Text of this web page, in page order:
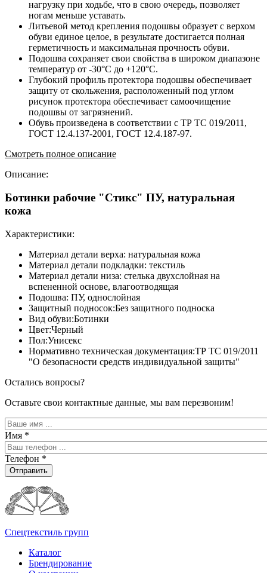
нагрузку при ходьбе, что в свою очередь, позволяет
ногам меньше уставать.
Литьевой метод крепления подошвы образует с верхом
обуви единое целое, в результате достигается полная
герметичность и максимальная прочность обуви.
Подошва сохраняет свои свойства в широком диапазоне
температур от -30°С до +120°С.
Глубокий профиль протектора подошвы обеспечивает
защиту от скольжения, расположенный под углом
рисунок протектора обеспечивает самоочищение
подошвы от загрязнений.
Обувь произведена в соответствии с ТР ТС 019/2011,
ГОСТ 12.4.137-2001, ГОСТ 12.4.187-97.
Смотреть полное описание
Описание:
Ботинки рабочие "Стикс" ПУ, натуральная
кожа
Характеристики:
Материал детали верха: натуральная кожа
Материал детали подкладки: текстиль
Материал детали низа: стелька двухслойная на
вспененной основе, влагоотводящая
Подошва: ПУ, однослойная
Защитный подносок:Без защитного подноска
Вид обуви:Ботинки
Цвет:Черный
Пол:Унисекс
Нормативно техническая документация:ТР ТС 019/2011
"О безопасности средств индивидуальной защиты"
Остались вопросы?
Оставьте свои контактные данные, мы вам перезвоним!
Имя *
Телефон *
Отправить
Спецтекстиль групп
Каталог
Брендирование